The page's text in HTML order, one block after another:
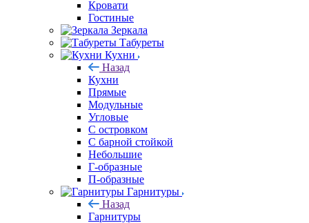
Кровати
Гостиные
Зеркала
Табуреты
Кухни
Назад
Кухни
Прямые
Модульные
Угловые
С островком
С барной стойкой
Небольшие
Г-образные
П-образные
Гарнитуры
Назад
Гарнитуры